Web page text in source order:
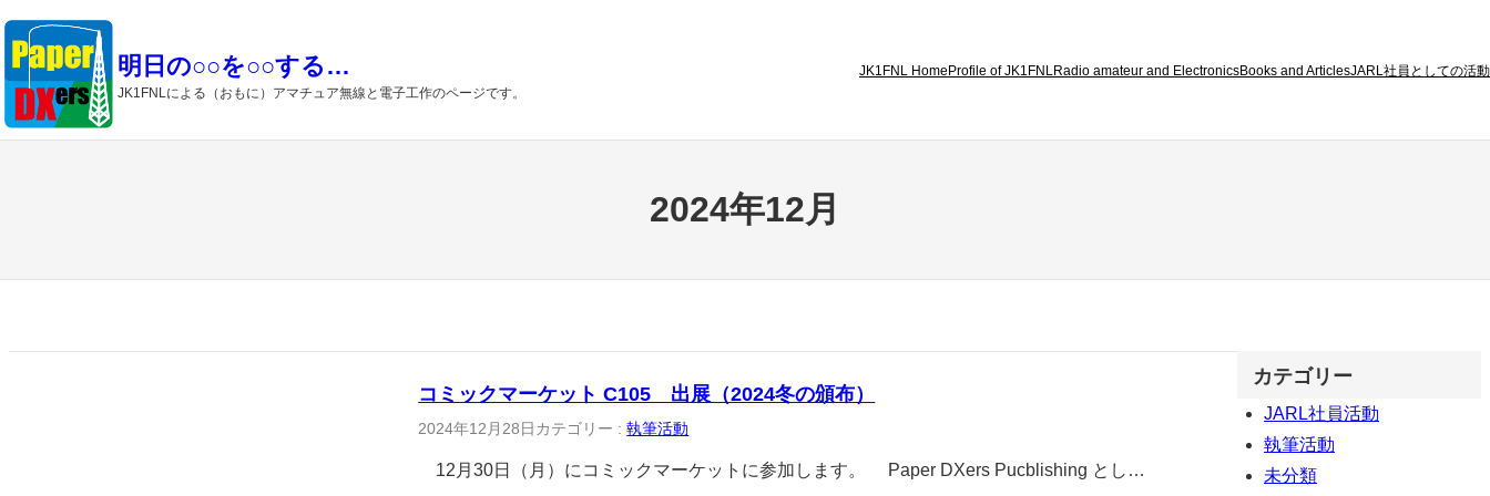
内
容
を
ス
明日の○○を○○する…
JK1FNLによる（おもに）アマチュア無線と電子工作のページです。
JK1FNL HomeProfile of JK1FNL Radio amateur and ElectronicsBooks and ArticlesJARL社員としての活動
2024年12月
コミックマーケット C105 出展（2024冬の頒布）
2024年12月28日 カテゴリー :執筆活動
12月30日（月）にコミックマーケットに参加します。 Paper DXers Pucblishing とし…
カテゴリー
JARL社員活動
執筆活動
未分類